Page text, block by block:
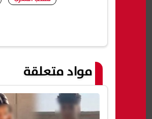
مواد متعلقة